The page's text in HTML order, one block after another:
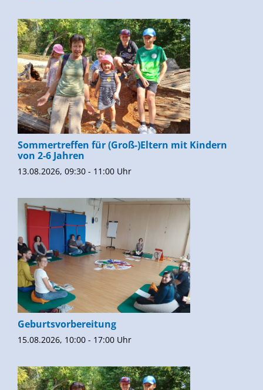
Sommertreffen für (Groß-)Eltern mit Kindern
von 2-6 Jahren
13.08.2026, 09:30 - 11:00 Uhr
Geburtsvorbereitung
15.08.2026, 10:00 - 17:00 Uhr